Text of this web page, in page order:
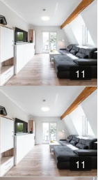
Anzeige
11
11